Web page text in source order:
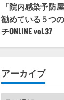
「院内感染予防
勧めている５つ
チONLINE vol.37
アーカイブ